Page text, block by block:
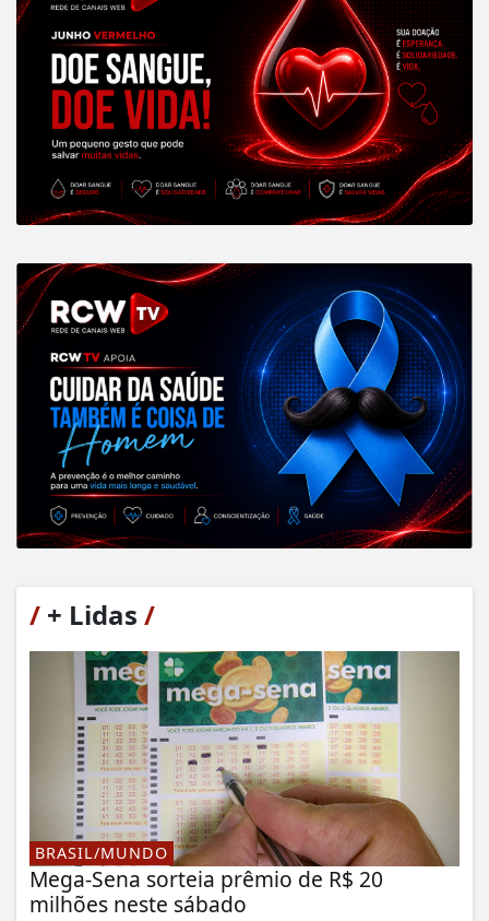
/ + Lidas /
BRASIL/MUNDO
Mega-Sena sorteia prêmio de R$ 20
milhões neste sábado